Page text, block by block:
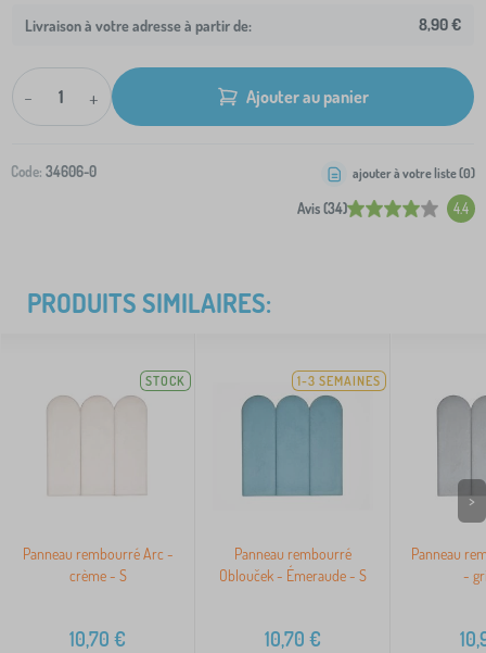
Livraison à votre adresse à partir de: 8,90 €
- + Ajouter au panier
Code: 34606-0
Avis (34) 4.4
ajouter à votre liste (0)
PRODUITS SIMILAIRES:
STOCK
Panneau rembourré Arc -
crème - S
10,70 €
1-3 SEMAINES
Panneau rembourré
Oblouček - Émeraude - S
10,70 €
Panneau
-
>